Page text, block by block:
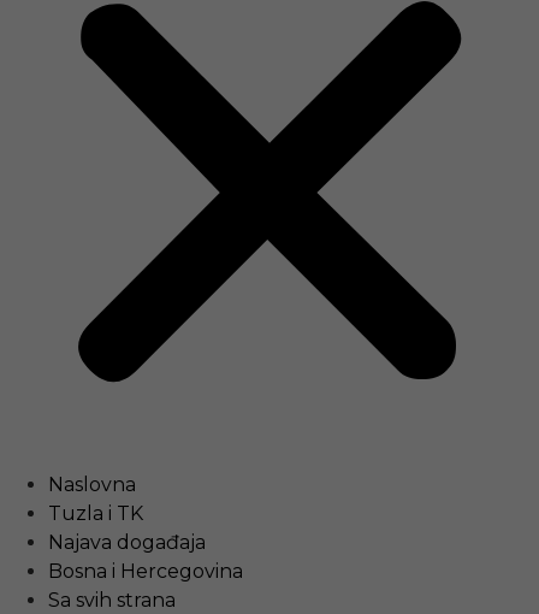
Naslovna
Tuzla i TK
Najava događaja
Bosna i Hercegovina
Sa svih strana